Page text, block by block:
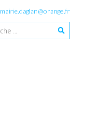
mairie.daglan@orange.fr